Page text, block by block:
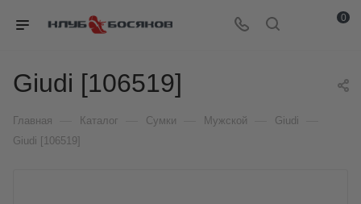
0
Giudi [106519]
Главная Каталог Сумки Мужской Giudi
Giudi [106519]